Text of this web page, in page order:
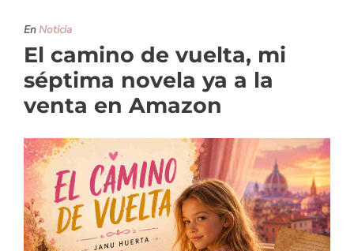
EnNoticia
El camino de vuelta, mi
séptima novela ya a la
venta en Amazon